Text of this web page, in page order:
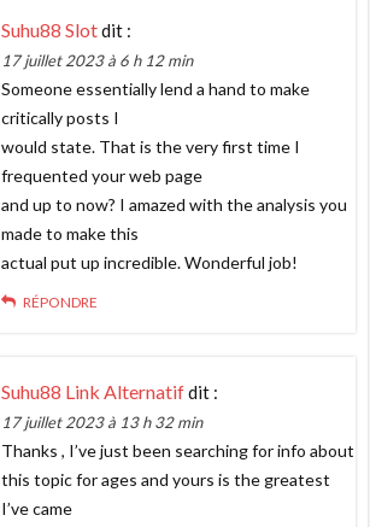
Suhu88 Slotdit :
17 juillet 2023 à 6 h 12 min
Someone essentially lend a hand to make
critically posts I
would state. That is the very first time I
frequented your web page
and up to now? I amazed with the analysis you
made to make this
actual put up incredible. Wonderful job!
RÉPONDRE
Suhu88 Link Alternatifdit :
17 juillet 2023 à 13 h 32 min
Thanks , I’ve just been searching for info about
this topic for ages and yours is the greatest
I’ve came